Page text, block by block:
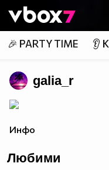
👾
🎉 PARTY TIME 👂
galia_r
Инфо
Любими